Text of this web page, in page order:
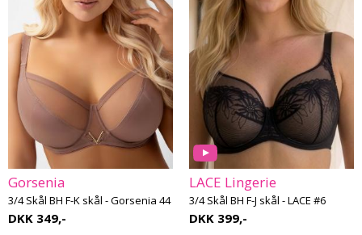
Gorsenia
3/4 Skål BH F-K skål - Gorsenia 44
DKK 349,-
LACE Lingerie
3/4 Skål BH F-J skål - LACE #6
DKK 399,-